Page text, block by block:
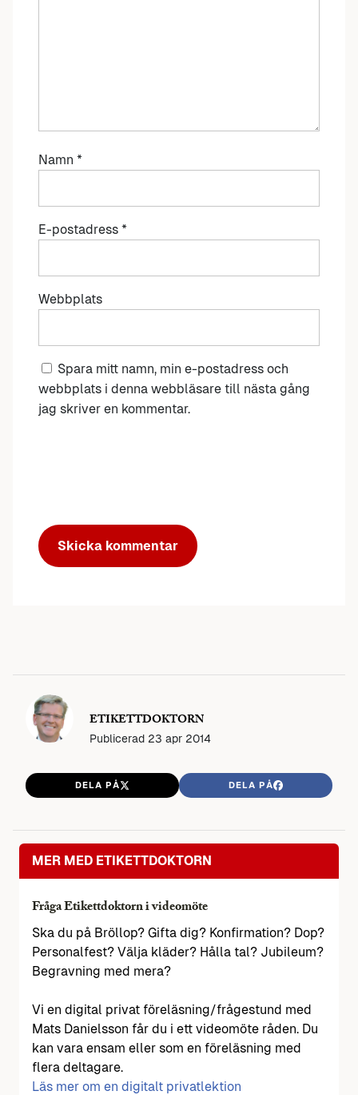
Namn *
E-postadress *
Webbplats
Spara mitt namn, min e-postadress och
webbplats i denna webbläsare till nästa gång
jag skriver en kommentar.
ETIKETTDOKTORN
Publicerad 23 apr 2014
DELA PÅ DELA PÅ
MER MED ETIKETTDOKTORN
Fråga Etikettdoktorn i videomöte
Ska du på Bröllop? Gifta dig? Konfirmation? Dop?
Personalfest? Välja kläder? Hålla tal? Jubileum?
Begravning med mera?
Vi en digital privat föreläsning/frågestund med
Mats Danielsson får du i ett videomöte råden. Du
kan vara ensam eller som en föreläsning med
flera deltagare.
Läs mer om en digitalt privatlektion